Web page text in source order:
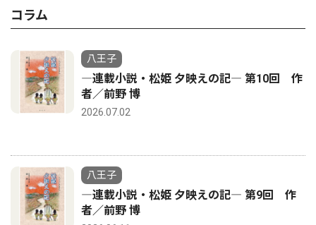
コラム
八王子
―連載小説・松姫 夕映えの記― 第10回 作
者／前野 博
2026.07.02
八王子
―連載小説・松姫 夕映えの記― 第9回 作
者／前野 博